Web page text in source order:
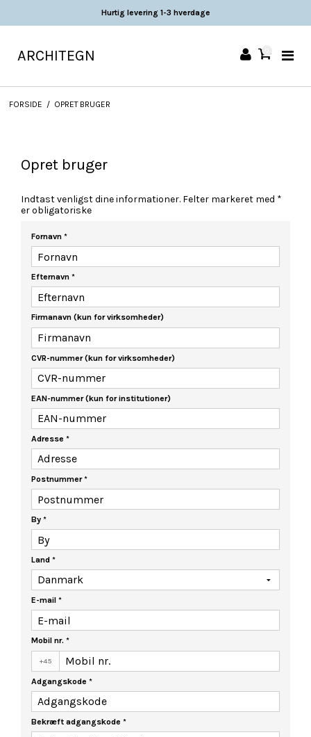
Hurtig levering 1-3 hverdage
ARCHITEGN
FORSIDE / OPRET BRUGER
Opret bruger
Indtast venligst dine informationer. Felter markeret med *
er obligatoriske
Fornavn *
Efternavn *
Firmanavn (kun for virksomheder)
CVR-nummer (kun for virksomheder)
EAN-nummer (kun for institutioner)
Adresse *
Postnummer*
By *
Land *
E-mail *
Mobil nr. *
+45
Adgangskode *
Bekræft adgangskode *